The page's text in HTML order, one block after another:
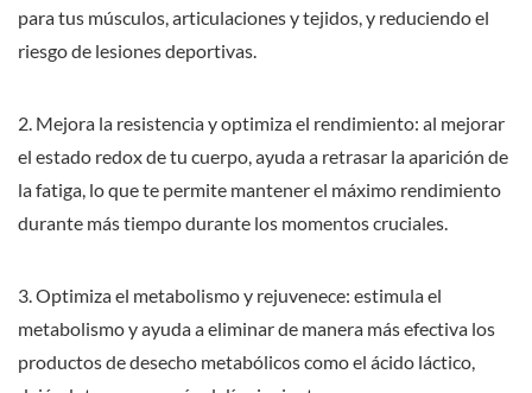
para tus músculos, articulaciones y tejidos, y reduciendo el
riesgo de lesiones deportivas.
2. Mejora la resistencia y optimiza el rendimiento: al mejorar
el estado redox de tu cuerpo, ayuda a retrasar la aparición de
la fatiga, lo que te permite mantener el máximo rendimiento
durante más tiempo durante los momentos cruciales.
3. Optimiza el metabolismo y rejuvenece: estimula el
metabolismo y ayuda a eliminar de manera más efectiva los
productos de desecho metabólicos como el ácido láctico,